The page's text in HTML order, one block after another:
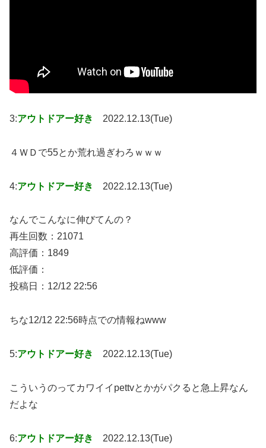
3:アウトドアー好き 2022.12.13(Tue)
４ＷＤで55とか荒れ過ぎわろｗｗｗ
4:アウトドアー好き 2022.12.13(Tue)
なんでこんなに伸びてんの？
再生回数：21071
高評価：1849
低評価：
投稿日：12/12 22:56
ちな12/12 22:56時点での情報ねwww
5:アウトドアー好き 2022.12.13(Tue)
こういうのってカワイイpettvとかがパクると急上昇なん
だよな
6:アウトドアー好き 2022.12.13(Tue)